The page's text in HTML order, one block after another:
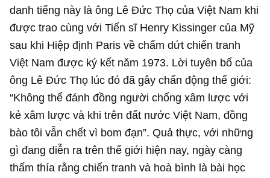
danh tiếng này là ông Lê Đức Thọ của Việt Nam khi
được trao cùng với Tiến sĩ Henry Kissinger của Mỹ
sau khi Hiệp định Paris về chấm dứt chiến tranh
Việt Nam được ký kết năm 1973. Lời tuyên bố của
ông Lê Đức Thọ lúc đó đã gây chấn động thế giới:
“Không thể đánh đồng người chống xâm lược với
kẻ xâm lược và khi trên đất nước Việt Nam, đồng
bào tôi vẫn chết vì bom đạn”. Quả thực, với những
gì đang diễn ra trên thế giới hiện nay, ngày càng
thấm thía rằng chiến tranh và hoà bình là bài học